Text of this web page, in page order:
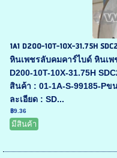
1A1 D200-10T-10X-31.75H
หินเพชรลับคมคาร์ไบด์ หินเ
D200-10T-10X-31.75H
สินค้า : 01-1A-S-99185-Pข
ละเอียด : SD...
฿9.36
มีสินค้า